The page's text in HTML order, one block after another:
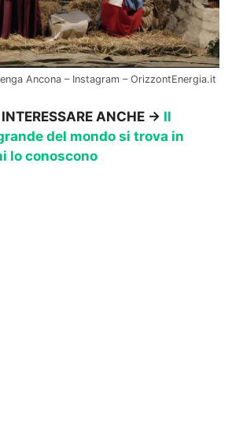
Ancona – Instagram – OrizzontEnergia.it
ANCHE -> Il
del mondo si trova in
lo conoscono